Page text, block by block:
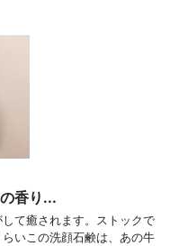
香り...
て癒されます。ストックで
いこの洗顔石鹸は、あの牛